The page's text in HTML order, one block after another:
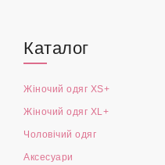
Каталог
Жіночий одяг XS+
Жіночий одяг XL+
Чоловічий одяг
Аксесуари